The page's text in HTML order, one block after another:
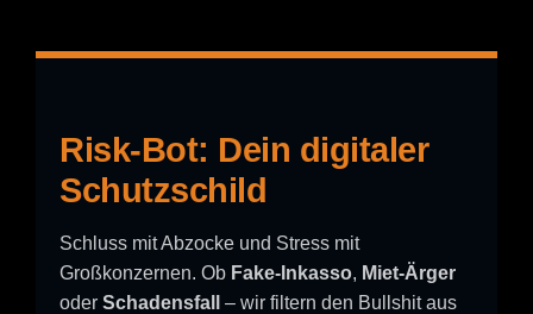
Risk-Bot: Dein digitaler
Schutzschild
Schluss mit Abzocke und Stress mit
Großkonzernen. Ob Fake-Inkasso, Miet-Ärger
oder Schadensfall
– wir filtern den Bullshit aus